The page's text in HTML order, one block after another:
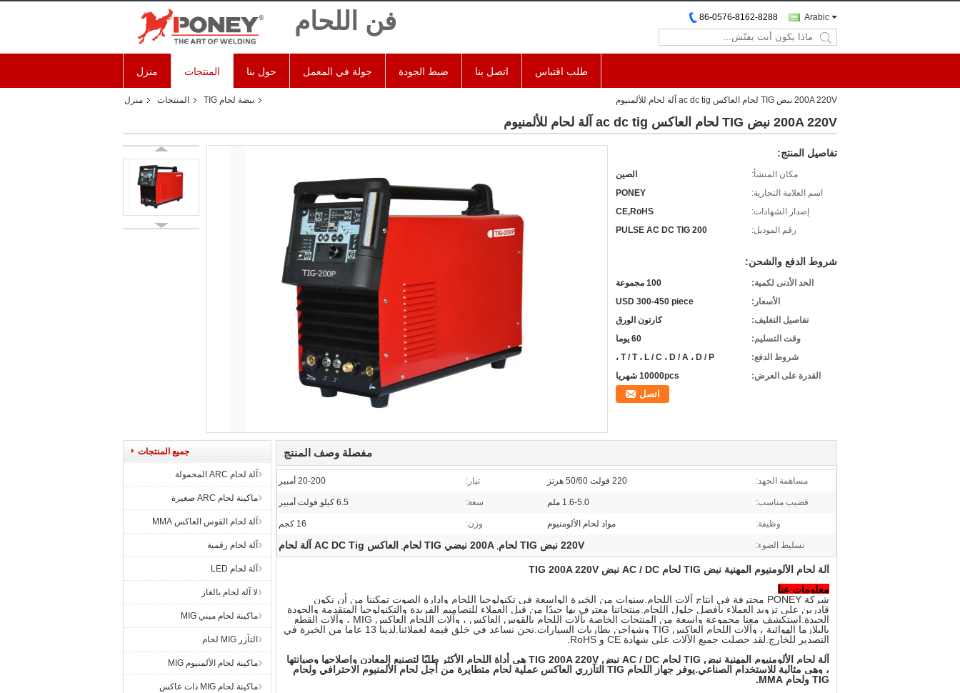
فن اللحام Arabic
86-0576-8162-8288
search
منزل المنتجات حول بنا جولة في المعمل ضبط الجودة اتصل بنا طلب اقتباس
منزل المنتجات نبضة لحام TIG 200A 220V نبض TIG لحام العاكس ac dc tig آلة لحام للألمنيوم
200A 220V نبض TIG لحام العاكس ac dc tig آلة لحام للألمنيوم
تفاصيل المنتج:
مكان المنشأ:
الصين
اسم العلامة التجارية:
PONEY
إصدار الشهادات:
CE,RoHS
رقم الموديل:
PULSE AC DC TIG 200
شروط الدفع والشحن:
الحد الأدنى لكمية:
100 مجموعة
الأسعار:
USD 300-450 piece
تفاصيل التغليف:
كارتون الورق
وقت التسليم:
60 يوما
شروط الدفع:
T / T ، L / C ، D / A ، D / P ،
القدرة على العرض:
10000pcs شهريا
اتصل
جميع المنتجات
آلة لحام ARC المحمولة
ماكينة لحام ARC صغيرة
آلة لحام القوس العاكس MMA
آلة لحام رقمية
آلة لحام LED
لا آلة لحام بالغاز
ماكينة لحام ميني MIG
التآزر MIG لحام
ماكينة لحام الألمنيوم MIG
ماكينة لحام MIG ذات عاكس
مفصلة وصف المنتج
مساهمة الجهد: 220 فولت 50/60 هرتز تيار: 20-200 أمبير
قضيب مناسب: 1.6-5.0 ملم سعة: 6.5 كيلو فولت أمبير
وظيفة: مواد لحام الألومنيوم وزن: 16 كجم
تسليط الضوء: 220V نبض TIG لحام , 200A نبضي TIG لحام , العاكس AC DC Tig آلة لحام
آلة لحام الألومنيوم المهنية نبض TIG لحام AC / DC نبض TIG 200A 220V
معلومات عنا
شركة PONEY محترفة في إنتاج آلات اللحام.سنوات من الخبرة الواسعة في تكنولوجيا اللحام وإدارة الصوت تمكننا من أن نكون
قادرين على تزويد العملاء بأفضل حلول اللحام.منتجاتنا معترف بها جيدًا من قبل العملاء للتصاميم الفريدة والتكنولوجيا المتقدمة والجودة
الجيدة.استكشف معنا مجموعة واسعة من المنتجات الخاصة بآلات اللحام بالقوس العاكس ، وآلات اللحام العاكس MIG ، وآلات القطع
بالبلازما الهوائية ، وآلات اللحام العاكس TIG وشواحن بطاريات السيارات.نحن نساعد في خلق قيمة لعملائنا.لدينا 13 عاما من الخبرة في
التصدير للخارج.لقد حصلت جميع الآلات على شهادة CE و RoHS.
آلة لحام الألومنيوم المهنية نبض TIG لحام AC / DC نبض TIG 200A 220V
هي أداة اللحام الأكثر طلبًا لتصنيع المعادن وإصلاحها وصيانتها
، وهي مثالية للاستخدام الصناعي.يوفر جهاز اللحام TIG التآزري العاكس عملية لحام متطايرة من أجل لحام الألمنيوم الاحترافي ولحام
TIG ولحام MMA.